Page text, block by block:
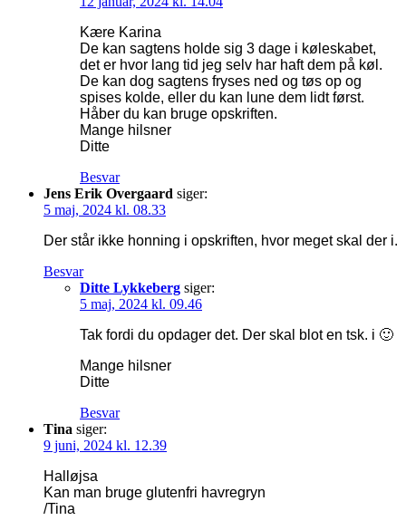
Kære Karina
De kan sagtens holde sig 3 dage i køleskabet,
det er hvor lang tid jeg selv har haft dem på køl.
De kan dog sagtens fryses ned og tøs op og
spises kolde, eller du kan lune dem lidt først.
Håber du kan bruge opskriften.
Mange hilsner
Ditte
Besvar
Jens Erik Overgaard siger:
5 maj, 2024 kl. 08.33
Der står ikke honning i opskriften, hvor meget skal der i.
Besvar
Ditte Lykkeberg siger:
5 maj, 2024 kl. 09.46
Tak fordi du opdager det. Der skal blot en tsk. i 🙂
Mange hilsner
Ditte
Besvar
Tina siger:
9 juni, 2024 kl. 12.39
Halløjsa
Kan man bruge glutenfri havregryn
/Tina